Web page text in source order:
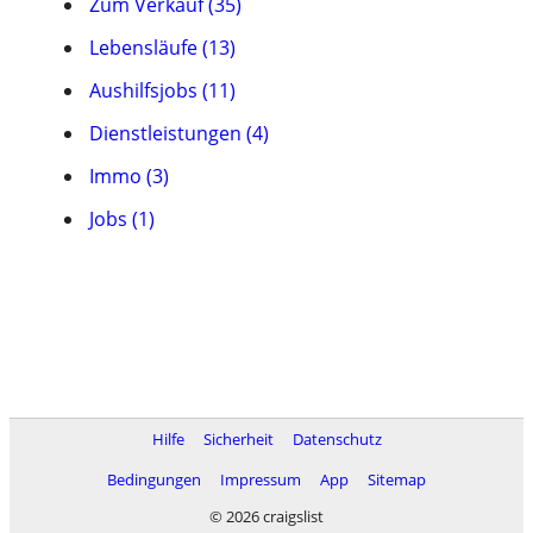
Lebensläufe (13)
Aushilfsjobs (11)
Dienstleistungen (4)
Immo (3)
Jobs (1)
Hilfe Sicherheit
Datenschutz
Bedingungen
Impressum App
Sitemap
© 2026 craigslist